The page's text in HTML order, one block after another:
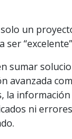
un
ser
sumar
avanzada
ni